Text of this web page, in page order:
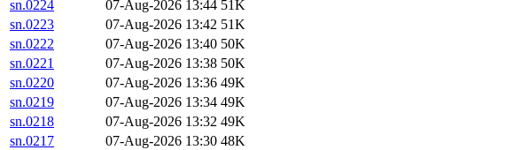
sn.0224
07-Aug-2026 13:44 51K
sn.0223
07-Aug-2026 13:42 51K
sn.0222
07-Aug-2026 13:40 50K
sn.0221
07-Aug-2026 13:38 50K
sn.0220
07-Aug-2026 13:36 49K
sn.0219
07-Aug-2026 13:34 49K
sn.0218
07-Aug-2026 13:32 49K
sn.0217
07-Aug-2026 13:30 48K